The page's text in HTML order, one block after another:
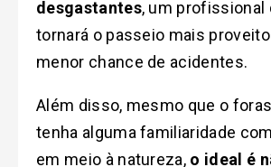
desgastantes, um profissional
tornará o passeio mais
menor chance de acidentes.
Além disso, mesmo que o
tenha alguma familiaridade
em meio à natureza, o ideal é